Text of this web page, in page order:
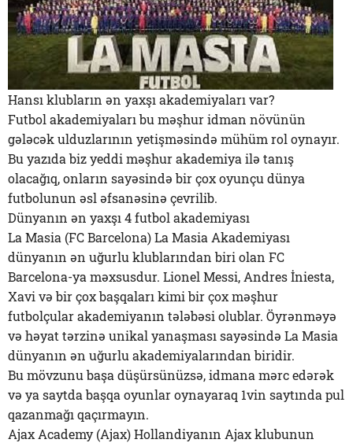
Hansı klubların ən yaxşı akademiyaları var?
Futbol akademiyaları bu məşhur idman növünün
gələcək ulduzlarının yetişməsində mühüm rol oynayır.
Bu yazıda biz yeddi məşhur akademiya ilə tanış
olacağıq, onların sayəsində bir çox oyunçu dünya
futbolunun əsl əfsanəsinə çevrilib.
Dünyanın ən yaxşı 4 futbol akademiyası
La Masia (FC Barcelona) La Masia Akademiyası
dünyanın ən uğurlu klublarından biri olan FC
Barcelona-ya məxsusdur. Lionel Messi, Andres İniesta,
Xavi və bir çox başqaları kimi bir çox məşhur
futbolçular akademiyanın tələbəsi olublar. Öyrənməyə
və həyat tərzinə unikal yanaşması sayəsində La Masia
dünyanın ən uğurlu akademiyalarından biridir.
Bu mövzunu başa düşürsünüzsə, idmana mərc edərək
və ya saytda başqa oyunlar oynayaraq 1vin saytında pul
qazanmağı qaçırmayın.
Ajax Academy (Ajax) Hollandiyanın Ajax klubunun